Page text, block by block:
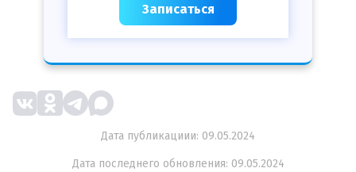
Записаться
Дата публикациии: 09.05.2024
Дата последнего обновления: 09.05.2024